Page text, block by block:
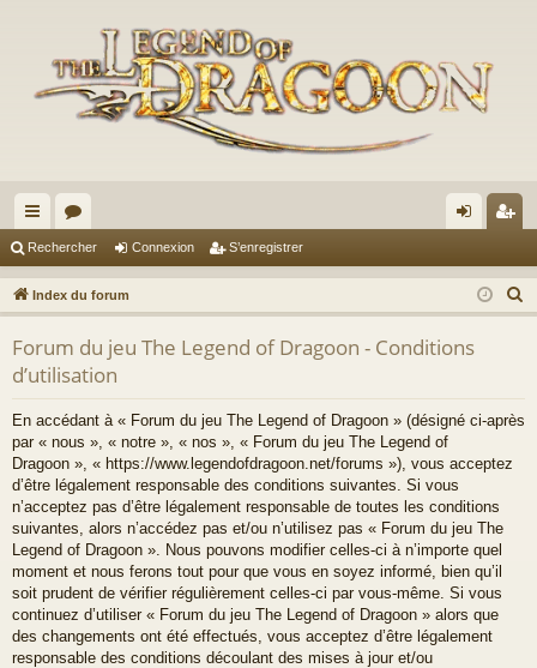
cc
ès
ra
pi
or
u
m
s
ne
xi
on
nr
eg
r
Rechercher Connexion S’enregistrer
Index du forum
e
Forum du jeu The Legend of Dragoon - Conditions
d’utilisation
En accédant à « Forum du jeu The Legend of Dragoon » (désigné ci-après
par « nous », « notre », « nos », « Forum du jeu The Legend of
Dragoon », « https://www.legendofdragoon.net/forums »), vous acceptez
d’être légalement responsable des conditions suivantes. Si vous
n’acceptez pas d’être légalement responsable de toutes les conditions
suivantes, alors n’accédez pas et/ou n’utilisez pas « Forum du jeu The
Legend of Dragoon ». Nous pouvons modifier celles-ci à n’importe quel
moment et nous ferons tout pour que vous en soyez informé, bien qu’il
soit prudent de vérifier régulièrement celles-ci par vous-même. Si vous
continuez d’utiliser « Forum du jeu The Legend of Dragoon » alors que
des changements ont été effectués, vous acceptez d’être légalement
responsable des conditions découlant des mises à jour et/ou